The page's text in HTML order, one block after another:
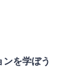
を学ぼう